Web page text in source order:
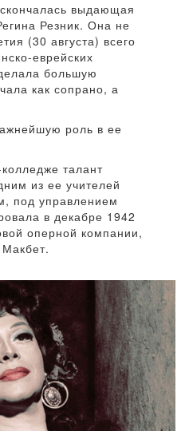
выдающая
Резник. Она не
(30 августа) всего
еврейских
большую
как сопрано, а
роль в ее
талант
из ее учителей
под управлением
в декабре 1942
оперной компании,